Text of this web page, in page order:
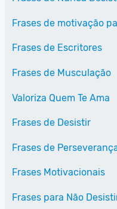
Frases de motivação
Frases de Escritores
Frases de Musculação
Valoriza Quem Te Ama
Frases de Desistir
Frases de
Frases Motivacionais
Frases para Não